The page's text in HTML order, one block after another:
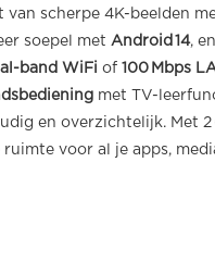
van scherpe 4K-beelden
soepel met Android 14,
band WiFi of 100 Mbps
met TV-
en overzichtelijk. Met 2
ruimte voor al je apps,